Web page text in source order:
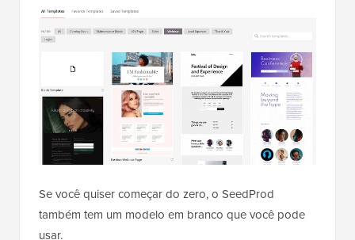
Se você quiser começar do zero, o SeedProd
também tem um modelo em branco que você pode
usar.